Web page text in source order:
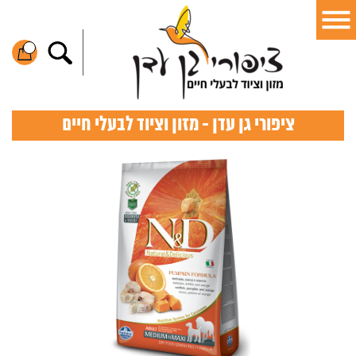
ציפורי גן עדן - מזון וציוד לבעלי חיים